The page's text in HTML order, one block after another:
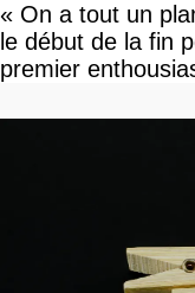
« On a tout un
le début de la fin
premier